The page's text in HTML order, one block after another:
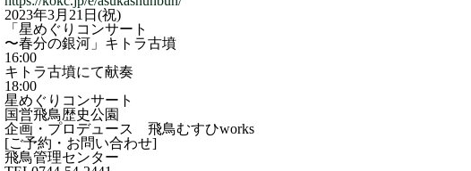
2023年3月21日(祝)
「星めぐりコンサート
〜春分の銀河」キトラ古墳
16:00
キトラ古墳にて献奏
18:00
星めぐりコンサート
国営飛鳥歴史公園
企画・プロデュース 飛鳥むすひworks
[ご予約・お問い合わせ]
飛鳥管理センター